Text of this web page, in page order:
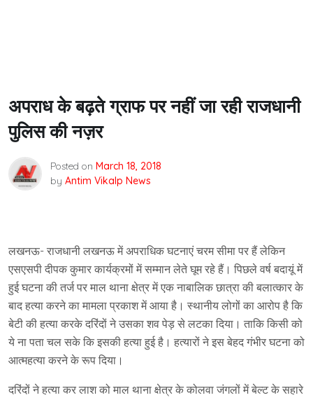
अपराध के बढ़ते ग्राफ पर नहीं जा रही राजधानी
पुलिस की नज़र
Posted on March 18, 2018
by Antim Vikalp News
लखनऊ- राजधानी लखनऊ में अपराधिक घटनाएं चरम सीमा पर हैं लेकिन
एसएसपी दीपक कुमार कार्यक्रमों में सम्मान लेते घूम रहे हैं। पिछले वर्ष बदायूं में
हुई घटना की तर्ज पर माल थाना क्षेत्र में एक नाबालिक छात्रा की बलात्कार के
बाद हत्या करने का मामला प्रकाश में आया है। स्थानीय लोगों का आरोप है कि
बेटी की हत्या करके दरिंदों ने उसका शव पेड़ से लटका दिया। ताकि किसी को
ये ना पता चल सके कि इसकी हत्या हुई है। हत्यारों ने इस बेहद गंभीर घटना को
आत्महत्या करने के रूप दिया।
दरिंदों ने हत्या कर लाश को माल थाना क्षेत्र के कोलवा जंगलों में बेल्ट के सहारे